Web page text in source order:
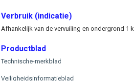
Verbruik (indicatie)
Afhankelijk van de vervuiling en ondergrond 1
Productblad
Technische-merkblad
Veiligheidsinformatieblad